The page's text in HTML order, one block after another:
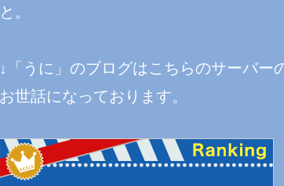
と。
↓「うに」のブログはこちらのサーバー
お世話になっております。